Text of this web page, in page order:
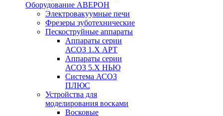
Оборудование АВЕРОН
Электровакуумные печи
Фрезеры зуботехнические
Пескоструйные аппараты
Аппараты серии
АСОЗ 1.Х АРТ
Аппараты серии
АСОЗ 5.Х НЬЮ
Система АСОЗ
ПЛЮС
Устройства для
моделирования восками
Восковые